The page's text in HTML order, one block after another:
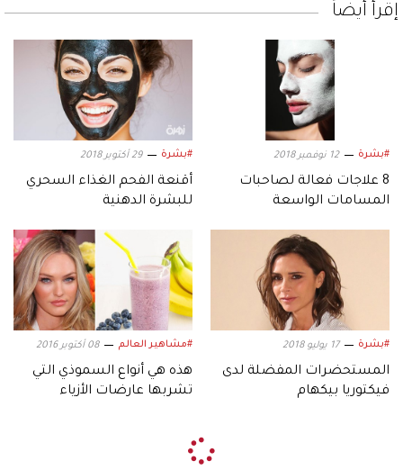
إقرأ أيضاً
#بشرة 12 نوفمبر 2018
8 علاجات فعالة لصاحبات
المسامات الواسعة
#بشرة 29 أكتوبر 2018
أقنعة الفحم الغذاء السحري
للبشرة الدهنية
#بشرة 17 يوليو 2018
المستحضرات المفضلة لدى
فيكتوريا بيكهام
#مشاهير العالم 08 أكتوبر 2016
هذه هي أنواع السموذي التي
تشربها عارضات الأزياء